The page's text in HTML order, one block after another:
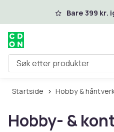
Hopp til hovedinnhold
Bare 399
Søk etter produkter
Startside Hobby &
Hobby- &